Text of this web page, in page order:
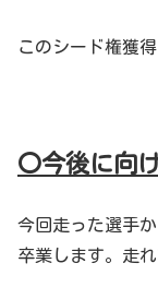
このシード権獲
〇今後に向
今回走った選手
卒業します。走